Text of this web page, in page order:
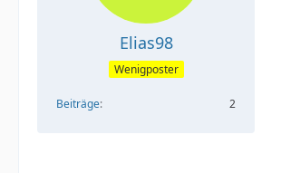
Elias98
Wenigposter
Beiträge 2